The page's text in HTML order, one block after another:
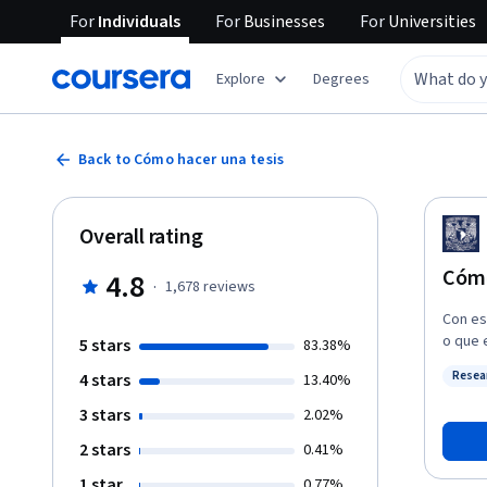
ForIndividuals ForBusinesses ForUniversities
Explore Degrees
Back to Cómo hacer una tesis
Con
o que
Overall rating
4.8 · 1,678 reviews
5 stars 83.38%
4 stars 13.40%
3 stars 2.02%
2 stars 0.41%